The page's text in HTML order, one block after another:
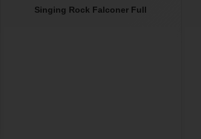
Singing Rock Falconer Full